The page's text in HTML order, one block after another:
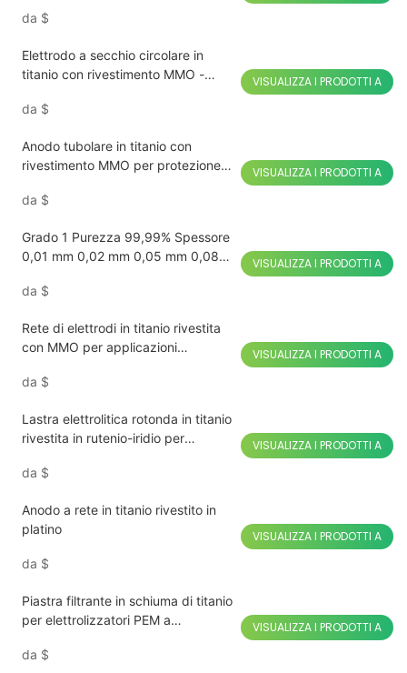
da $
Elettrodo a secchio circolare in
titanio con rivestimento MMO -
da $
VISUALIZZA I PRODOTTI A
Anodo tubolare in titanio con
rivestimento MMO per protezione
da $
VISUALIZZA I PRODOTTI A
Grado 1 Purezza 99,99% Spessore
0,01 mm 0,02 mm 0,05 mm 0,08
da $
VISUALIZZA I PRODOTTI A
Rete di elettrodi in titanio rivestita
con MMO per applicazioni
da $
VISUALIZZA I PRODOTTI A
Lastra elettrolitica rotonda in titanio
rivestita in rutenio-iridio per
da $
VISUALIZZA I PRODOTTI A
Anodo a rete in titanio rivestito in
platino
da $
VISUALIZZA I PRODOTTI A
Piastra filtrante in schiuma di titanio
per elettrolizzatori PEM a
da $
VISUALIZZA I PRODOTTI A